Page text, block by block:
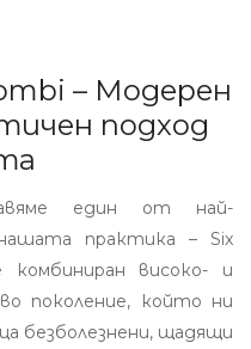
– Модерен
подход
един от най-
практика – Six
комбиниран високо- и
поколение, който ни
безболезнени, щадящи